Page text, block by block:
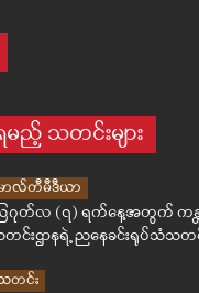
ည့် သတင်းများ
ာလ်တီမီဒီယာ
တ်လ (၇) ရက်နေ့အတွက် ကန္တ
င်းဌာနရဲ့ ညနေခင်းရုပ်သံသတ
တင်း